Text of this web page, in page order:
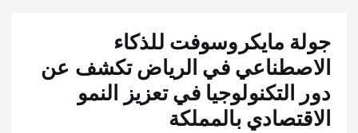
جولة مايكروسوفت للذكاء
الاصطناعي في الرياض تكشف عن
دور التكنولوجيا في تعزيز النمو
الاقتصادي بالمملكة